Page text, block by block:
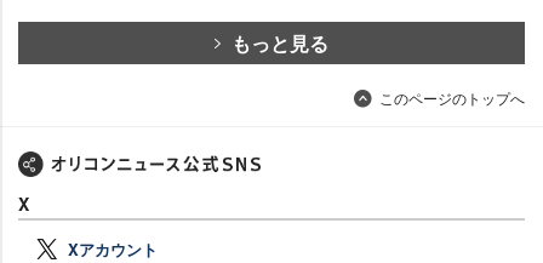
もっと見る
このページのトップへ
X
Xアカウント